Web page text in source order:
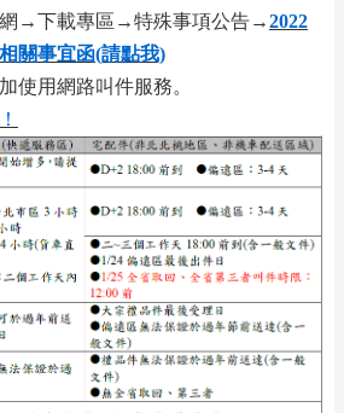
網→下載專區→特殊事項公告→2022
關事宜函(請點我)
使用網路叫件服務。